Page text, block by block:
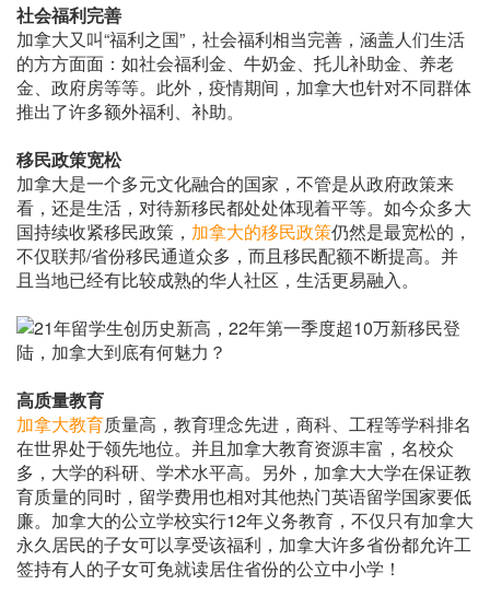
社会福利完善
加拿大又叫“福利之国”，社会福利相当完善，涵盖人们生活
的方方面面：如社会福利金、牛奶金、托儿补助金、养老
金、政府房等等。此外，疫情期间，加拿大也针对不同群体
推出了许多额外福利、补助。
移民政策宽松
加拿大是一个多元文化融合的国家，不管是从政府政策来
看，还是生活，对待新移民都处处体现着平等。如今众多大
国持续收紧移民政策， 加拿大的移民政策仍然是最宽松的，
不仅联邦/省份移民通道众多，而且移民配额不断提高。并
且当地已经有比较成熟的华人社区，生活更易融入。
高质量教育
加拿大教育质量高，教育理念先进，商科、工程等学科排名
在世界处于领先地位。并且加拿大教育资源丰富，名校众
多，大学的科研、学术水平高。另外，加拿大大学在保证教
育质量的同时，留学费用也相对其他热门英语留学国家要低
廉。加拿大的公立学校实行12年义务教育，不仅只有加拿大
永久居民的子女可以享受该福利，加拿大许多省份都允许工
签持有人的子女可免就读居住省份的公立中小学！